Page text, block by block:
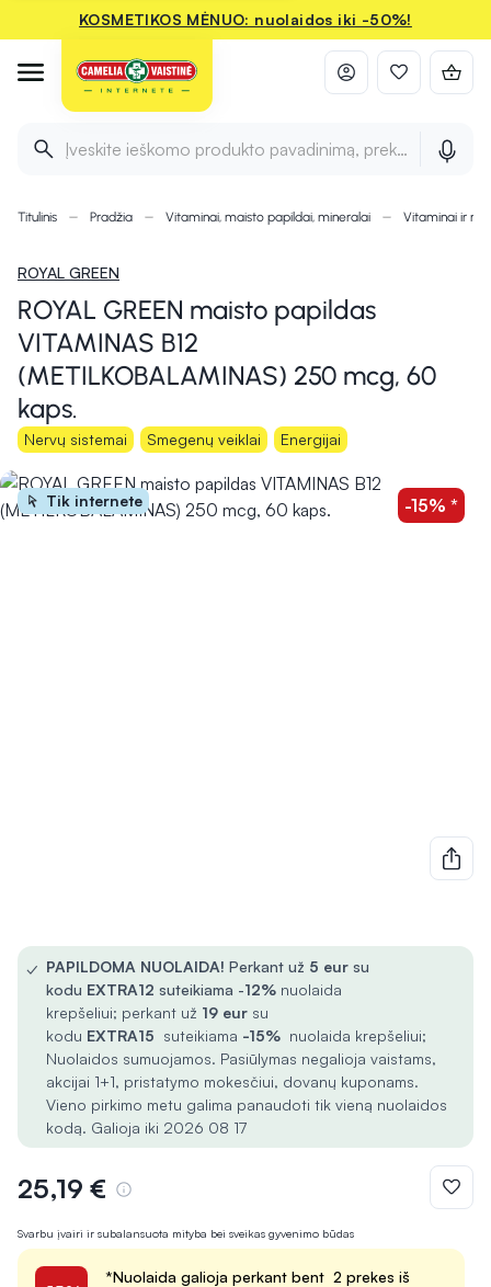
KOSMETIKOS MĖNUO: nuolaidos iki -50%!
Įveskite ieškomo produkto pavadinimą, prekės ženklą ir
Titulinis Pradžia Vitaminai, maisto papildai, mineralai Vitaminai ir
ROYAL GREEN
ROYAL GREEN maisto papildas
VITAMINAS B12
(METILKOBALAMINAS) 250 mcg, 60
kaps.
Nervų sistemai Smegenų veiklai Energijai
Tik internete -15% *
Svarbu įvairi ir subalansuota mityba bei sveikas gyvenimo būdas
*Nuolaida galioja perkant bent 2 prekes iš
✓ PAPILDOMA NUOLAIDA! Perkant už 5 eur su
kodu EXTRA12 suteikiama -12% nuolaida
krepšeliui; perkant už 19 eur su
kodu EXTRA15 suteikiama -15% nuolaida krepšeliui;
Nuolaidos sumuojamos. Pasiūlymas negalioja vaistams,
akcijai 1+1, pristatymo mokesčiui, dovanų kuponams.
Vieno pirkimo metu galima panaudoti tik vieną nuolaidos
kodą. Galioja iki 2026 08 17
25,19 €